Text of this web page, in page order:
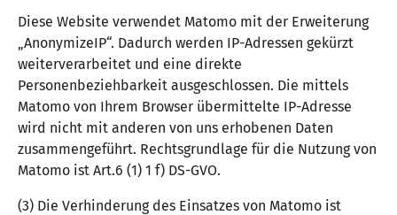
Diese Website verwendet Matomo mit der Erweiterung
„AnonymizeIP“. Dadurch werden IP-Adressen gekürzt
weiterverarbeitet und eine direkte
Personenbeziehbarkeit ausgeschlossen. Die mittels
Matomo von Ihrem Browser übermittelte IP-Adresse
wird nicht mit anderen von uns erhobenen Daten
zusammengeführt. Rechtsgrundlage für die Nutzung von
Matomo ist Art.6 (1) 1 f) DS-GVO.
(3) Die Verhinderung des Einsatzes von Matomo ist